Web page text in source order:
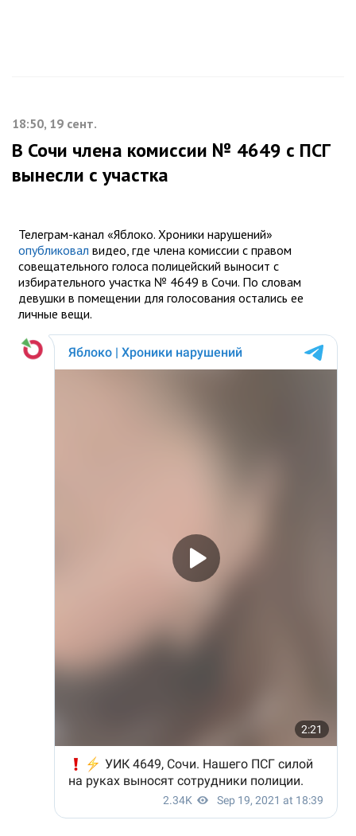
18:50, 19 сент.
В Сочи члена комиссии № 4649 с ПСГ
вынесли с участка
Телеграм-канал «Яблоко. Хроники нарушений»
опубликовал видео, где члена комиссии с правом
совещательного голоса полицейский выносит с
избирательного участка № 4649 в Сочи. По словам
девушки в помещении для голосования остались ее
личные вещи.